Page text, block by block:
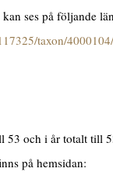
ses på följande
taxon/
53 och i år totalt till
på hemsidan: